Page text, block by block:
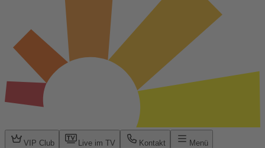
VIP Club Live im TV Kontakt Menü